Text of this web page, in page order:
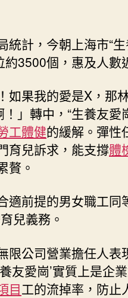
統計，今朝上海市“
3500個，惠及人數
如果我的愛是X，那
」轉中，“生養友愛
工體健的緩解。彈性
育兒訴求，能支撐體
贅。
適前提的男女職工同
兒義務。
限公司營業擔任人表
友愛崗’實質上是企
目工的流掉率，防止